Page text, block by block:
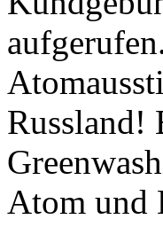
Russland!
Atom und